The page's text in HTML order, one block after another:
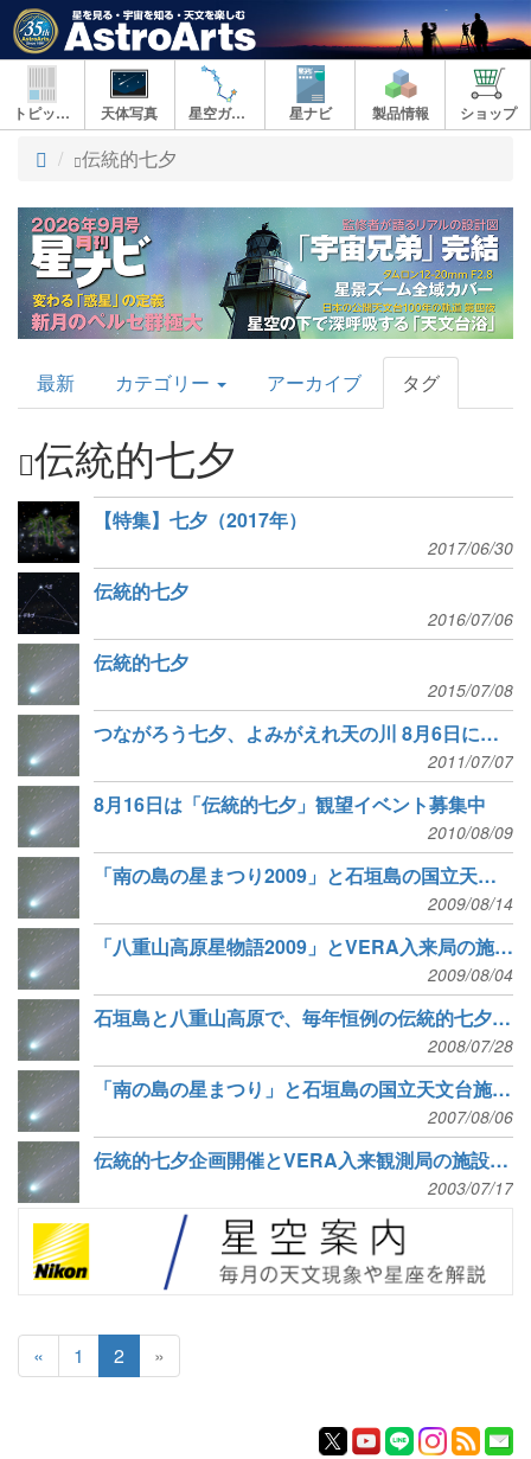
トピックス 天体写真 星空ガイド 星ナビ 製品情報 ショップ
ト
プ
伝統的七夕
AstroArts
Topics
最新 カテゴリー アーカイブ タグ
伝統的七夕
【特集】七夕（2017年）
2017/06/30
伝統的七夕
2016/07/06
伝統的七夕
2015/07/08
つながろう七夕、よみがえれ天の川 8月6日に伝統的七夕ライトダウン
2011/07/07
8月16日は「伝統的七夕」観望イベント募集中
2010/08/09
「南の島の星まつり2009」と石垣島の国立天文台施設公開
2009/08/14
「八重山高原星物語2009」とVERA入来局の施設公開
2009/08/04
石垣島と八重山高原で、毎年恒例の伝統的七夕イベント
2008/07/28
「南の島の星まつり」と石垣島の国立天文台施設公開
2007/08/06
伝統的七夕企画開催とVERA入来観測局の施設公開（NAOニュース）
2003/07/17
« 1 2 »